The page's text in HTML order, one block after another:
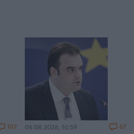
107 06.08.2026, 10:59 67